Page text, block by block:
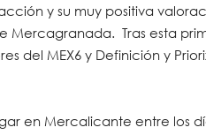
y su muy positiva
Tras esta
del MEX6 y Definición y
en Mercalicante entre los